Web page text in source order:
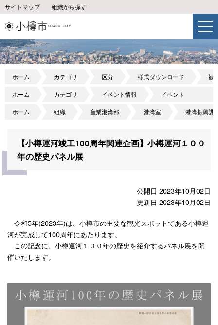
サイトマップ 組織から探す
ホーム カテゴリ 区分 様式ダウンロード 観
ホーム カテゴリ イベント情報 イベント
ホーム 組織 産業港湾部 港湾室 港湾振興課
【小樽運河竣工100周年関連企画】小樽運河１００
年の歴史パネル展
公開日 2023年10月02日
更新日 2023年10月02日
令和5年(2023年)は、小樽市の主要な観光スポットである小樽運
河が完成して100周年にあたります。
この記念に、小樽運河１００年の歴史を紹介するパネル展を開
催いたします。